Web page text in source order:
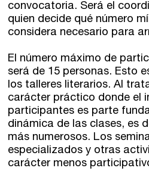
convocatoria. Será el
quien decide qué número
considera necesario para
El número máximo de
será de 15 personas. Esto
los talleres literarios. Al
carácter práctico donde el
participantes es parte
dinámica de las clases, es
más numerosos. Los
especializados y otras
carácter menos